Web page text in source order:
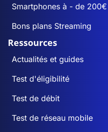
Smartphones à - de 200€
Bons plans Streaming
Ressources
Actualités et guides
Test d'éligibilité
Test de débit
Test de réseau mobile